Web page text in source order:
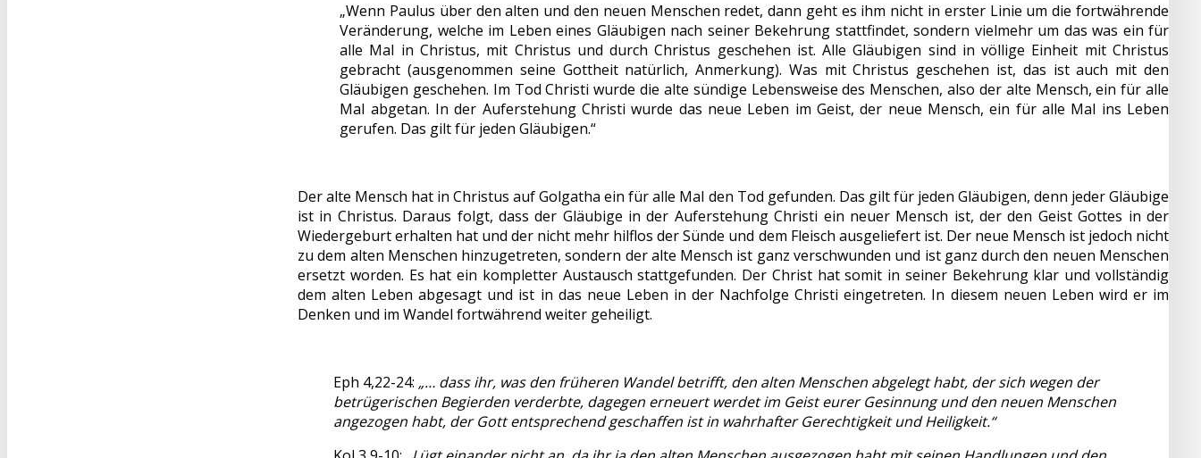
„Wenn Paulus über den alten und den neuen Menschen redet, dann geht es ihm nicht in erster Linie um die fortwährende
Veränderung, welche im Leben eines Gläubigen nach seiner Bekehrung stattfindet, sondern vielmehr um das was ein für
alle Mal in Christus, mit Christus und durch Christus geschehen ist. Alle Gläubigen sind in völlige Einheit mit Christus
gebracht (ausgenommen seine Gottheit natürlich, Anmerkung). Was mit Christus geschehen ist, das ist auch mit den
Gläubigen geschehen. Im Tod Christi wurde die alte sündige Lebensweise des Menschen, also der alte Mensch, ein für alle
Mal abgetan. In der Auferstehung Christi wurde das neue Leben im Geist, der neue Mensch, ein für alle Mal ins Leben
gerufen. Das gilt für jeden Gläubigen.“
Der alte Mensch hat in Christus auf Golgatha ein für alle Mal den Tod gefunden. Das gilt für jeden Gläubigen, denn jeder Gläubige
ist in Christus. Daraus folgt, dass der Gläubige in der Auferstehung Christi ein neuer Mensch ist, der den Geist Gottes in der
Wiedergeburt erhalten hat und der nicht mehr hilflos der Sünde und dem Fleisch ausgeliefert ist. Der neue Mensch ist jedoch nicht
zu dem alten Menschen hinzugetreten, sondern der alte Mensch ist ganz verschwunden und ist ganz durch den neuen Menschen
ersetzt worden. Es hat ein kompletter Austausch stattgefunden. Der Christ hat somit in seiner Bekehrung klar und vollständig
dem alten Leben abgesagt und ist in das neue Leben in der Nachfolge Christi eingetreten. In diesem neuen Leben wird er im
Denken und im Wandel fortwährend weiter geheiligt.
Eph 4,22-24: „… dass ihr, was den früheren Wandel betrifft, den alten Menschen abgelegt habt, der sich wegen der
betrügerischen Begierden verderbte, dagegen erneuert werdet im Geist eurer Gesinnung und den neuen Menschen
angezogen habt, der Gott entsprechend geschaffen ist in wahrhafter Gerechtigkeit und Heiligkeit.“